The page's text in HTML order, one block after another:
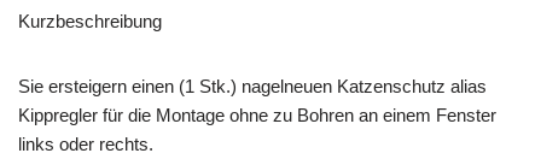
Kurzbeschreibung
Sie ersteigern einen (1 Stk.) nagelneuen Katzenschutz alias
Kippregler für die Montage ohne zu Bohren an einem Fenster
links oder rechts.